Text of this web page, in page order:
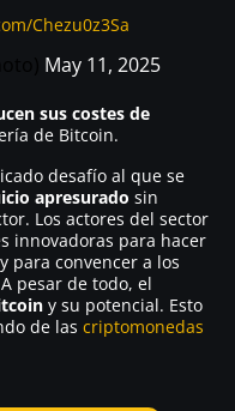
Chezu0z3Sa
May 11, 2025
sus costes de
de Bitcoin.
desafío al que se
apresurado sin
Los actores del sector
innovadoras para hacer
para convencer a los
pesar de todo, el
y su potencial. Esto
de las criptomonedas